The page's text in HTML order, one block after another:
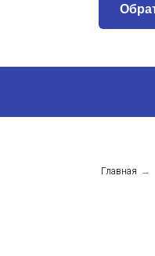
Главная →